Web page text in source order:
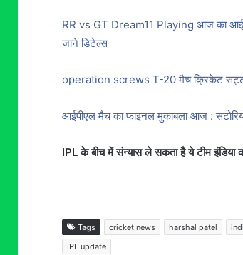
RR vs GT Dream11 Playing आज का
जाने डिटेल्स
operation screws T-20 मैच क्रिकेट सट्टा
आईपीएल मैच का फाइनल मुकाबला आज :
IPL के बीच में संन्यास ले सकता है ये टीम इंडिया
Tags cricket news harshal patel
IPL update